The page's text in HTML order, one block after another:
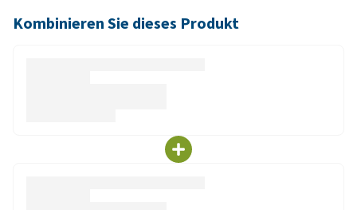
Kombinieren Sie dieses Produkt